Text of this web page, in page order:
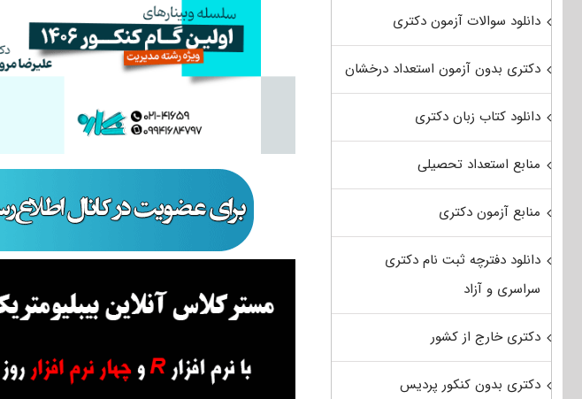
دانلود سوالات آزمون دکتری
دکتری بدون آزمون استعداد درخشان
دانلود کتاب زبان دکتری
منابع استعداد تحصیلی
منابع آزمون دکتری
دانلود دفترچه ثبت نام دکتری
سراسری و آزاد
دکتری خارج از کشور
دکتری بدون کنکور پردیس